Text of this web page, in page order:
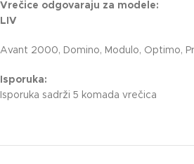
Vrečice odgovaraju za modele:
LIV
Avant 2000, Domino, Modulo, Optimo,
Isporuka:
Isporuka sadrži 5 komada vrečica